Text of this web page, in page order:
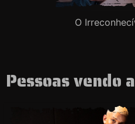
O
Pessoas vendo